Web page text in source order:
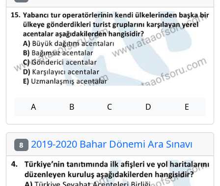
A B C D E
8 2019-2020 Bahar Dönemi Ara Sınavı